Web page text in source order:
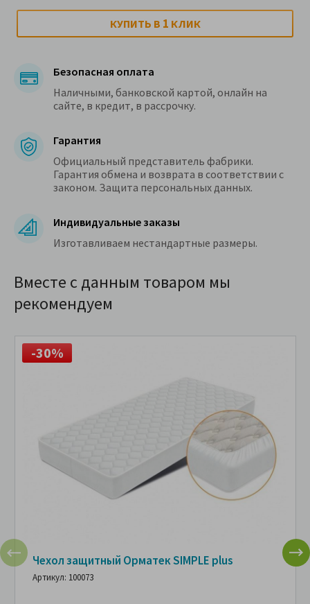
КУПИТЬ В 1 КЛИК
Безопасная оплата
Наличными, банковской картой, онлайн на
сайте, в кредит, в рассрочку.
Гарантия
Официальный представитель фабрики.
Гарантия обмена и возврата в соответствии с
законом. Защита персональных данных.
Индивидуальные заказы
Изготавливаем нестандартные размеры.
Вместе с данным товаром мы
рекомендуем
-30%
Чехол защитный Орматек SIMPLE plus
Артикул: 100073